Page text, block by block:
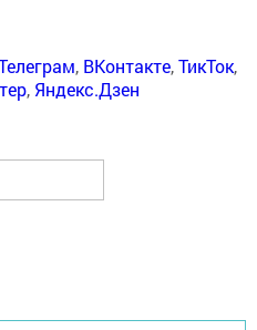
, ВКонтакте,ТикТок,
, Яндекс.Дзен